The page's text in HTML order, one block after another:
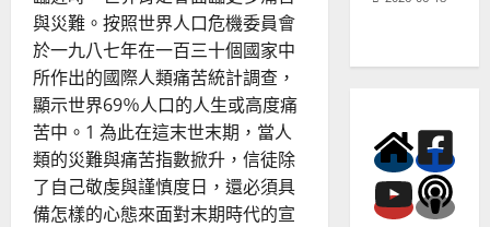
路
加
與災難。按照世界人口危機委員會
於一九八七年在一百三十個國家中
所作出的國際人類痛苦統計調查，
顯示世界69％人口的人生或高度痛
苦中。1 為此在這末世末期，當人
類的災難與痛苦指數掀升，信徒除
了自己敬虔與謹慎度日，還必須具
備怎樣的心態來面對末期時代的宣